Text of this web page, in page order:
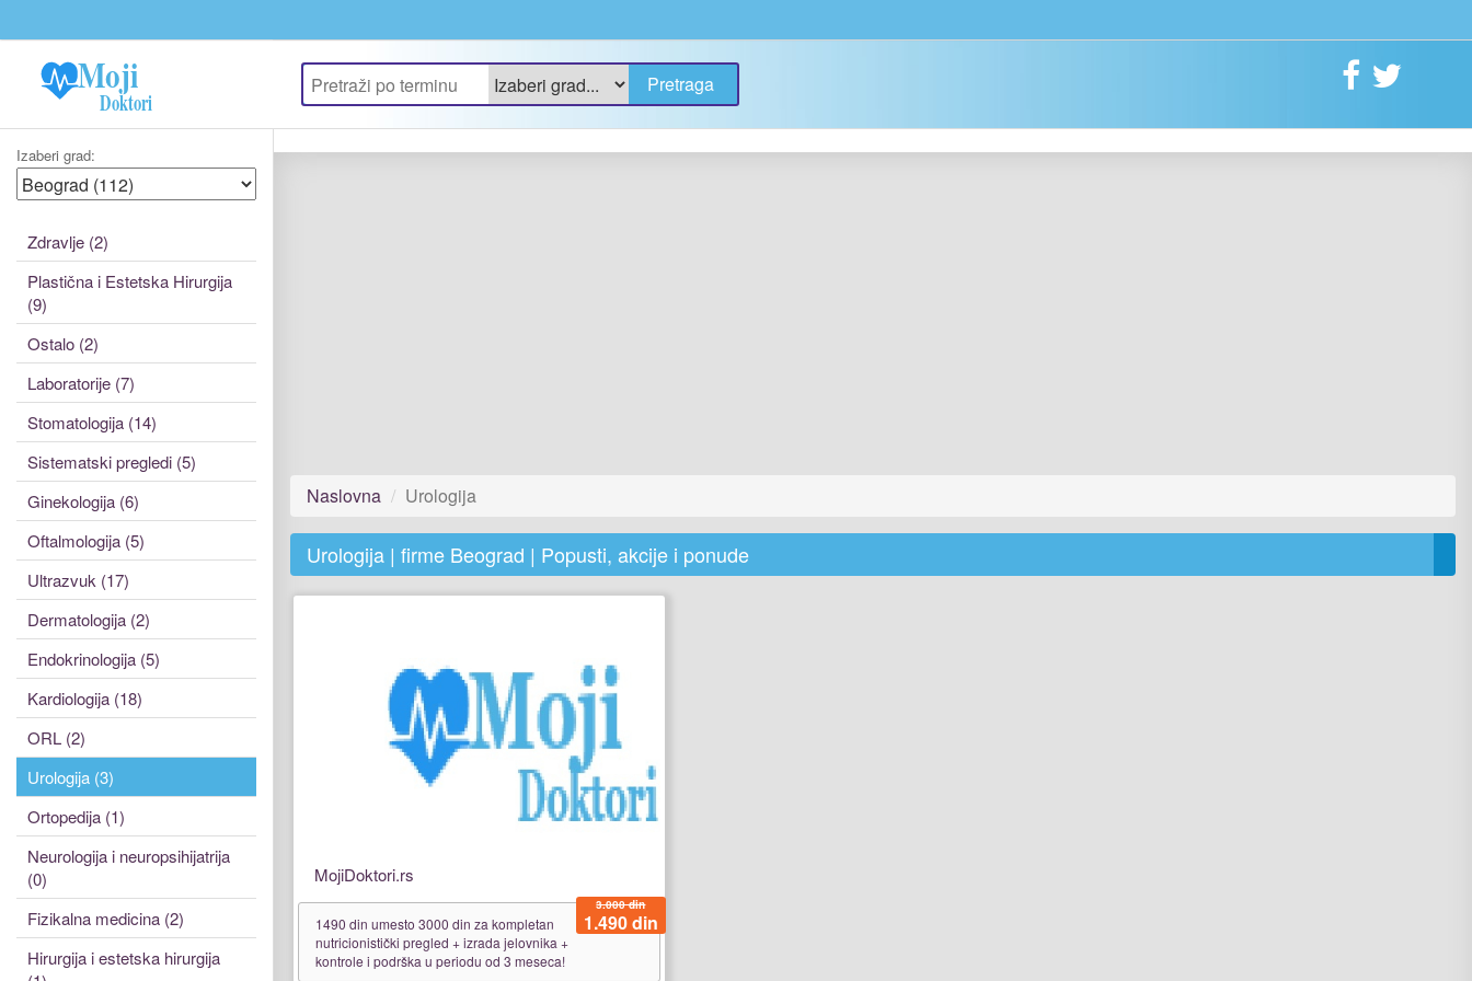
Izaberi grad:
Zdravlje (2)
Plastična i Estetska Hirurgija
(9)
Ostalo (2)
Laboratorije (7)
Stomatologija (14)
Sistematski pregledi (5)
Ginekologija (6)
Oftalmologija (5)
Ultrazvuk (17)
Dermatologija (2)
Endokrinologija (5)
Kardiologija (18)
ORL (2)
Urologija (3)
Ortopedija (1)
Neurologija i neuropsihijatrija
(0)
Fizikalna medicina (2)
Hirurgija i estetska hirurgija
Naslovna Urologija
Urologija | firme Beograd | Popusti, akcije i ponude
MojiDoktori.rs
1490 din umesto 3000 din za kompletan
nutricionistički pregled + izrada jelovnika +
kontrole i podrška u periodu od 3 meseca!
3.000 din
1.490 din